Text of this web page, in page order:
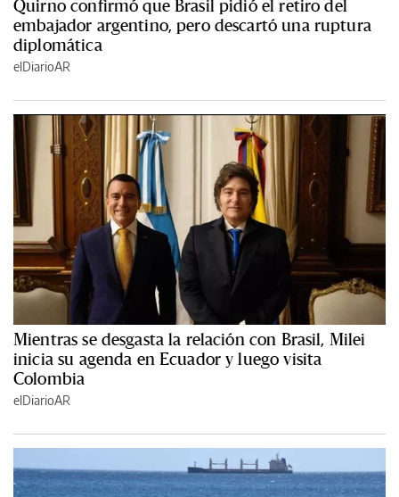
Quirno confirmó que Brasil pidió el retiro del
embajador argentino, pero descartó una ruptura
diplomática
elDiarioAR
Mientras se desgasta la relación con Brasil, Milei
inicia su agenda en Ecuador y luego visita
Colombia
elDiarioAR